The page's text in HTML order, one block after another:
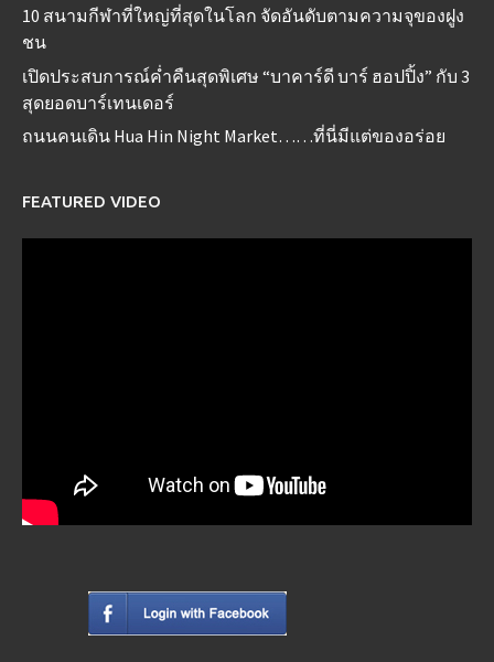
10 สนามกีฬาที่ใหญ่ที่สุดในโลก จัดอันดับตามความจุของฝูง
ชน
เปิดประสบการณ์ค่ำคืนสุดพิเศษ “บาคาร์ดี บาร์ ฮอปปิ้ง” กับ 3
สุดยอดบาร์เทนเดอร์
ถนนคนเดิน Hua Hin Night Market……ที่นี่มีแต่ของอร่อย
FEATURED VIDEO